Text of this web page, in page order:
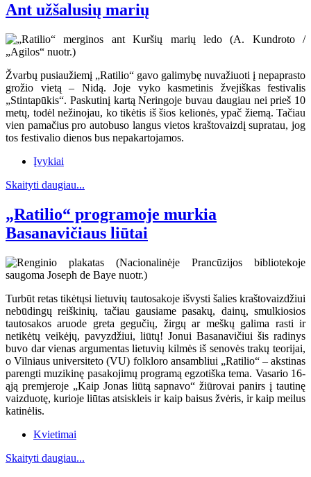
Ant užšalusių marių
Žvarbų pusiaužiemį „Ratilio“ gavo galimybę nuvažiuoti į nepaprasto
grožio vietą – Nidą. Joje vyko kasmetinis žvejiškas festivalis
„Stintapūkis“. Paskutinį kartą Neringoje buvau daugiau nei prieš 10
metų, todėl nežinojau, ko tikėtis iš šios kelionės, ypač žiemą. Tačiau
vien pamačius pro autobuso langus vietos kraštovaizdį supratau, jog
tos festivalio dienos bus nepakartojamos.
Įvykiai
Skaityti daugiau...
„Ratilio“ programoje murkia
Basanavičiaus liūtai
Turbūt retas tikėtųsi lietuvių tautosakoje išvysti šalies kraštovaizdžiui
nebūdingų reiškinių, tačiau gausiame pasakų, dainų, smulkiosios
tautosakos aruode greta gegučių, žirgų ar meškų galima rasti ir
netikėtų veikėjų, pavyzdžiui, liūtų! Jonui Basanavičiui šis radinys
buvo dar vienas argumentas lietuvių kilmės iš senovės trakų teorijai,
o Vilniaus universiteto (VU) folkloro ansambliui „Ratilio“ – akstinas
parengti muzikinę pasakojimų programą egzotiška tema. Vasario 16-
ąją premjeroje „Kaip Jonas liūtą sapnavo“ žiūrovai panirs į tautinę
vaizduotę, kurioje liūtas atsiskleis ir kaip baisus žvėris, ir kaip meilus
katinėlis.
Kvietimai
Skaityti daugiau...